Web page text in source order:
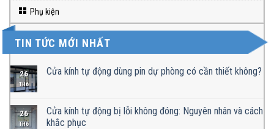
Phụ kiện
TIN TỨC MỚI NHẤT
26
TH6
Cửa kính tự động dùng pin dự phòng có cần thiết không?
26
TH6
Cửa kính tự động bị lỗi không đóng: Nguyên nhân và cách
khắc phục